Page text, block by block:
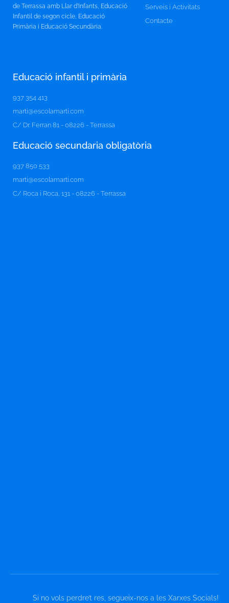
de Terrassa amb Llar d’Infants, Educació
Infantil de segon cicle, Educació
Primària i Educació Secundària.
Serveis i Activitats
Contacte
Educació infantil i primària
937 354 413
marti@escolamarti.com
C/ Dr. Ferran 81 - 08226 - Terrassa
Educació secundaria obligatòria​
937 850 533
marti@escolamarti.com
C/ Roca i Roca, 131 - 08226 - Terrassa
Si no vols perdre’t res, segueix-nos a les Xarxes Socials!